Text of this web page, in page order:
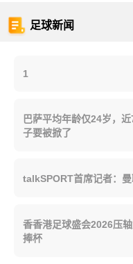
足球新闻
1
巴萨平均年龄仅24岁，
子要被掀了
talkSPORT首席记者：
香香港足球盛会2026压
捧杯